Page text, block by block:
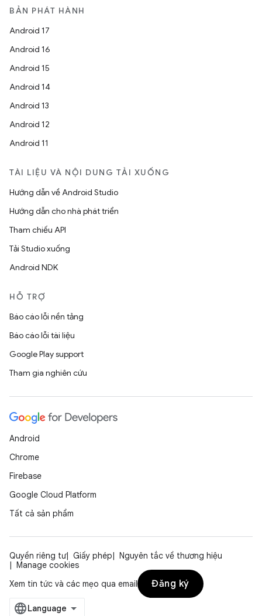
BẢN PHÁT HÀNH
Android 17
Android 16
Android 15
Android 14
Android 13
Android 12
Android 11
TÀI LIỆU VÀ NỘI DUNG TẢI XUỐNG
Hướng dẫn về Android Studio
Hướng dẫn cho nhà phát triển
Tham chiếu API
Tải Studio xuống
Android NDK
HỖ TRỢ
Báo cáo lỗi nền tảng
Báo cáo lỗi tài liệu
Google Play support
Tham gia nghiên cứu
Android
Chrome
Firebase
Google Cloud Platform
Tất cả sản phẩm
Quyền riêng tư Giấy phép
Nguyên tắc về thương hiệu
Manage cookies
Xem tin tức và các mẹo qua email
Đăng ký